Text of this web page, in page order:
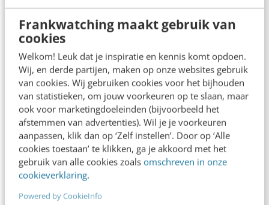
Frankwatching maakt gebruik van
cookies
Welkom! Leuk dat je inspiratie en kennis komt opdoen.
Wij, en derde partijen, maken op onze websites gebruik
van cookies. Wij gebruiken cookies voor het bijhouden
van statistieken, om jouw voorkeuren op te slaan, maar
ook voor marketingdoeleinden (bijvoorbeeld het
afstemmen van advertenties). Wil je je voorkeuren
aanpassen, klik dan op ‘Zelf instellen’. Door op ‘Alle
cookies toestaan’ te klikken, ga je akkoord met het
gebruik van alle cookies zoals omschreven in onze
cookieverklaring.
Powered by CookieInfo
In het jaarverslag gaan ze nog een stap verder
en is het tevens mogelijk om aantekeningen
per pagina te maken.